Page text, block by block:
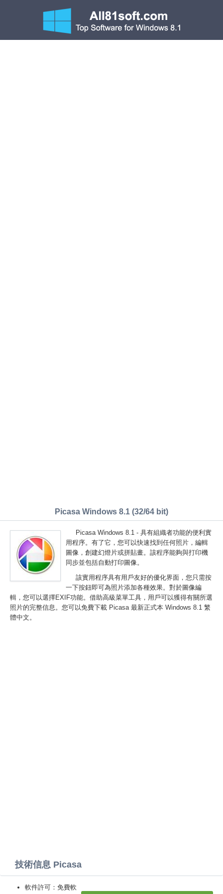
Picasa Windows 8.1 (32/64 bit)
Picasa Windows 8.1 - 具有組織者功能的便利實
用程序。有了它，您可以快速找到任何照片，編輯
圖像，創建幻燈片或拼貼畫。該程序能夠與打印機
同步並包括自動打印圖像。
該實用程序具有用戶友好的優化界面，您只需按
一下按鈕即可為照片添加各種效果。對於圖像編
輯，您可以選擇EXIF功能。借助高級菜單工具，用戶可以獲得有關所選
照片的完整信息。您可以免費下載 Picasa 最新正式本 Windows 8.1 繁
體中文。
技術信息 Picasa
軟件許可：免費軟